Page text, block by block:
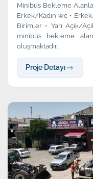
Minibüs Bekleme
Erkek/Kadın wc •
Birimler • Yarı Açık/
minibüs bekleme
oluşmaktadır.
Proje Detayı